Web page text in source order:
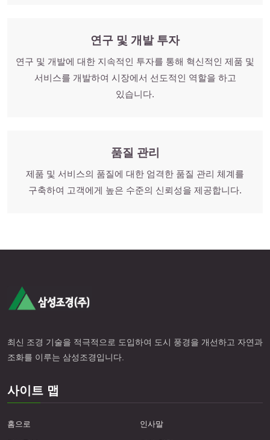
연구 및 개발 투자
연구 및 개발에 대한 지속적인 투자를 통해 혁신적인 제품 및
서비스를 개발하여 시장에서 선도적인 역할을 하고
있습니다.
품질 관리
제품 및 서비스의 품질에 대한 엄격한 품질 관리 체계를
구축하여 고객에게 높은 수준의 신뢰성을 제공합니다.
최신 조경 기술을 적극적으로 도입하여 도시 풍경을 개선하고 자연과
조화를 이루는 삼성조경입니다.
사이트 맵
홈으로 인사말